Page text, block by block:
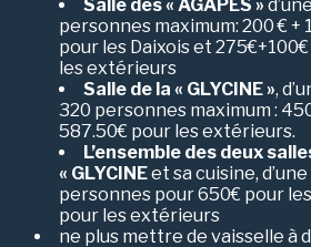
Salle des « AGAPES »
personnes maximum: 200 € +
pour les Daixois et
les extérieurs
Salle de la « GLYCINE »,
320 personnes maximum :
587.50€ pour les extérieurs.
L’ensemble des deux
« GLYCINEet sa cuisine,
personnes pour 650€ pour
pour les extérieurs
ne plus mettre de vaisselle à